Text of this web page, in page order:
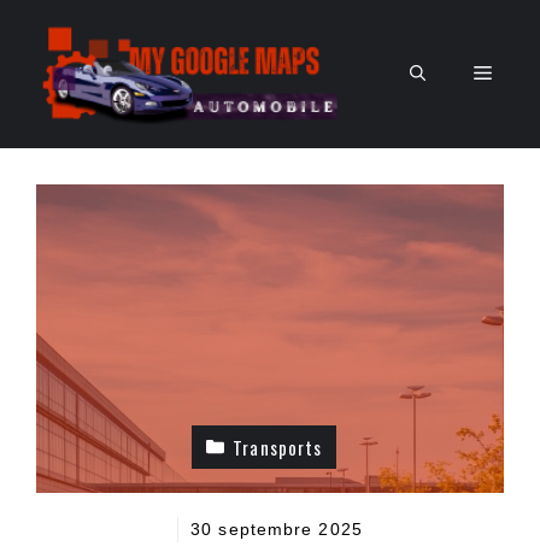
contenu
Menu
Transports
30 septembre 2025